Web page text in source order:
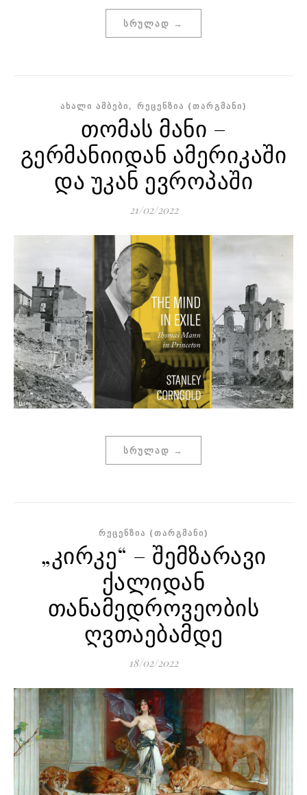
ᲡᲠᲣᲚᲐᲓ →
ᲐᲮᲐᲚᲘ ᲐᲛᲑᲔᲑᲘ, ᲠᲔᲪᲔᲜᲖᲘᲐ (ᲗᲐᲠᲒᲛᲐᲜᲘ)
თომას მანი –
გერმანიიდან ამერიკაში
და უკან ევროპაში
21/02/2022
ᲡᲠᲣᲚᲐᲓ →
ᲠᲔᲪᲔᲜᲖᲘᲐ (ᲗᲐᲠᲒᲛᲐᲜᲘ)
„კირკე“ – შემზარავი
ქალიდან
თანამედროვეობის
ღვთაებამდე
18/02/2022